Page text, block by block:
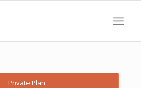
Private Plan